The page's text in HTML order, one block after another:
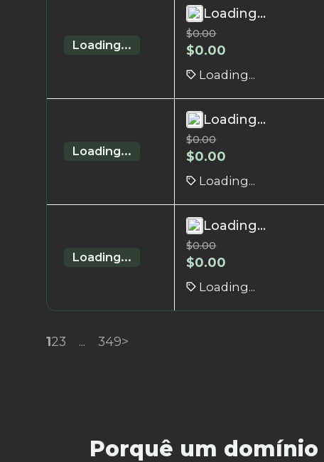
Loading...
Loading...
$0.00
$0.00
Loading...
Loading...
Loading...
$0.00
$0.00
Loading...
Loading...
Loading...
$0.00
$0.00
Loading...
123 ... 349>
Porquê um